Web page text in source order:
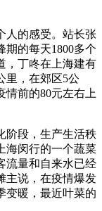
人的感受。站长张
期的每天1800多个
，丁咚在上海建有
里，在郊区5公
情前的80元左右上
阶段，生产生活秩
海闵行的一个蔬菜
流量和自来水已经
主说，在疫情爆发
变暖，最近叶菜的